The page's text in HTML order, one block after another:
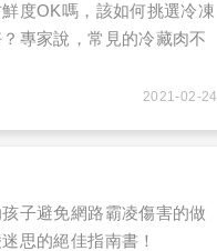
度OK嗎，該如何挑選冷凍
專家說，常見的冷藏肉不
2021-02-24
子避免網路霸凌傷害的做
思的絕佳指南書！